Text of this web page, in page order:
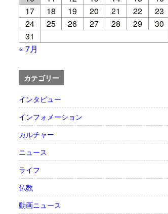
17
18 19 20 21 22
23
24
25 26 27 28 29
30
31
« 7月
カテゴリー
インタビュー
インフォメーション
カルチャー
ニュース
ライフ
仏教
動画ニュース